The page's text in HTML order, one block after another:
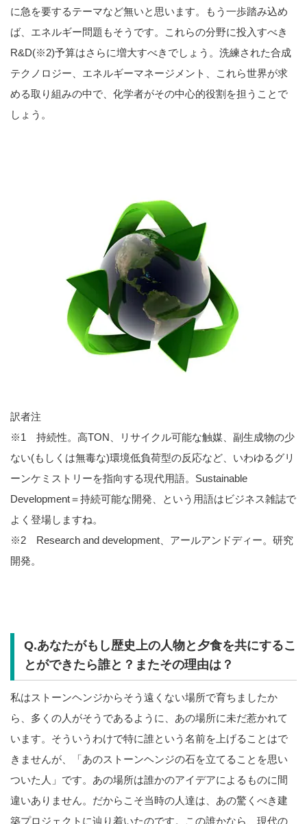
に急を要するテーマなど無いと思います。もう一歩踏み込め
ば、エネルギー問題もそうです。これらの分野に投入すべき
R&D(※2)予算はさらに増大すべきでしょう。洗練された合成
テクノロジー、エネルギーマネージメント、これら世界が求
める取り組みの中で、化学者がその中心的役割を担うことで
しょう。
訳者注
※1 持続性。高TON、リサイクル可能な触媒、副生成物の少
ない(もしくは無毒な)環境低負荷型の反応など、いわゆるグリ
ーンケミストリーを指向する現代用語。Sustainable
Development＝持続可能な開発、という用語はビジネス雑誌で
よく登場しますね。
※2 Research and development、アールアンドディー。研究
開発。
Q.あなたがもし歴史上の人物と夕食を共にするこ
とができたら誰と？またその理由は？
私はストーンヘンジからそう遠くない場所で育ちましたか
ら、多くの人がそうであるように、あの場所に未だ惹かれて
います。そういうわけで特に誰という名前を上げることはで
きませんが、「あのストーンヘンジの石を立てることを思い
ついた人」です。あの場所は誰かのアイデアによるものに間
違いありません。だからこそ当時の人達は、あの驚くべき建
築プロジェクトに辿り着いたのです。この誰かなら、現代の